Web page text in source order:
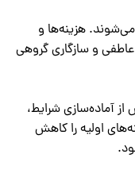
هزینه‌ها و
و سازگاری گروهی
آماده‌سازی شرایط،
اولیه را کاهش